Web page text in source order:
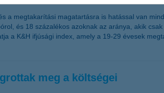
megtakarítási magatartásra is hatással van
és 18 százalékos azoknak az aránya, akik
a K&H ifjúsági index, amely a 19-29 évesek
meg a költségei